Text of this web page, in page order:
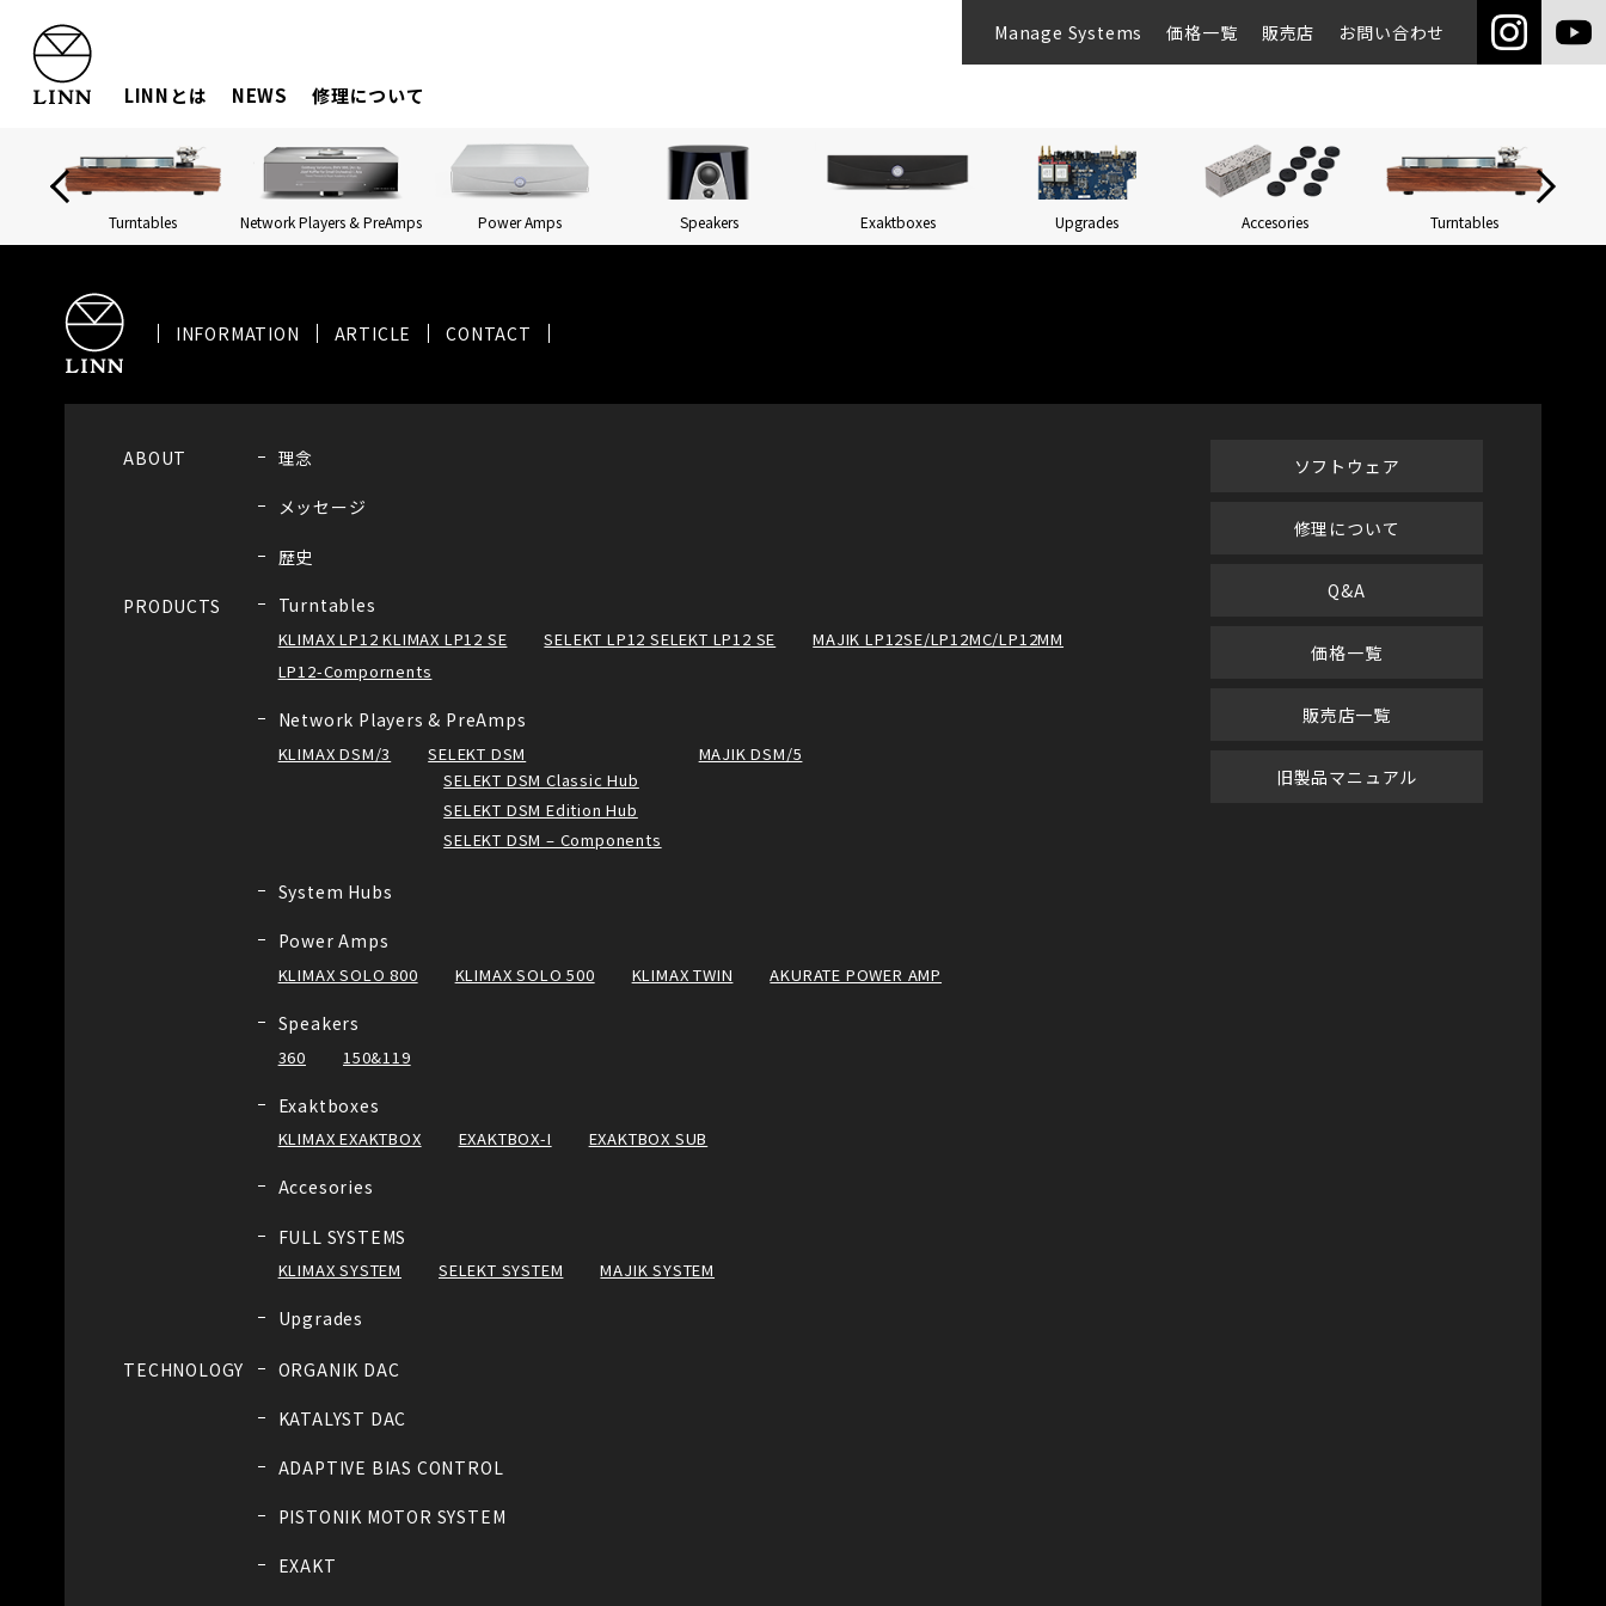
LINNとは NEWS 修理について
Manage Systems 価格一覧 販売店 お問い合わせ
Turntables Network Players & PreAmps Power Amps Speakers Exaktboxes Upgrades Accesories Turntables
INFORMATION ARTICLE CONTACT
ABOUT 理念
メッセージ
歴史
PRODUCTS Turntables
KLIMAX LP12 KLIMAX LP12 SE SELEKT LP12 SELEKT LP12 SE
MAJIK LP12SE/LP12MC/LP12MM
LP12-Compornents
Network Players & PreAmps
KLIMAX DSM/3
SELEKT DSM
SELEKT DSM Classic Hub
SELEKT DSM Edition Hub
SELEKT DSM – Components
MAJIK DSM/5
System Hubs
Power Amps
KLIMAX SOLO 800 KLIMAX SOLO 500 KLIMAX TWIN AKURATE POWER AMP
Speakers
360 150&119
Exaktboxes
KLIMAX EXAKTBOX EXAKTBOX-I EXAKTBOX SUB
Accesories
FULL SYSTEMS
KLIMAX SYSTEM SELEKT SYSTEM MAJIK SYSTEM
Upgrades
TECHNOLOGY ORGANIK DAC
KATALYST DAC
ADAPTIVE BIAS CONTROL
PISTONIK MOTOR SYSTEM
EXAKT
ソフトウェア
修理について
Q&A
価格一覧
販売店一覧
旧製品マニュアル